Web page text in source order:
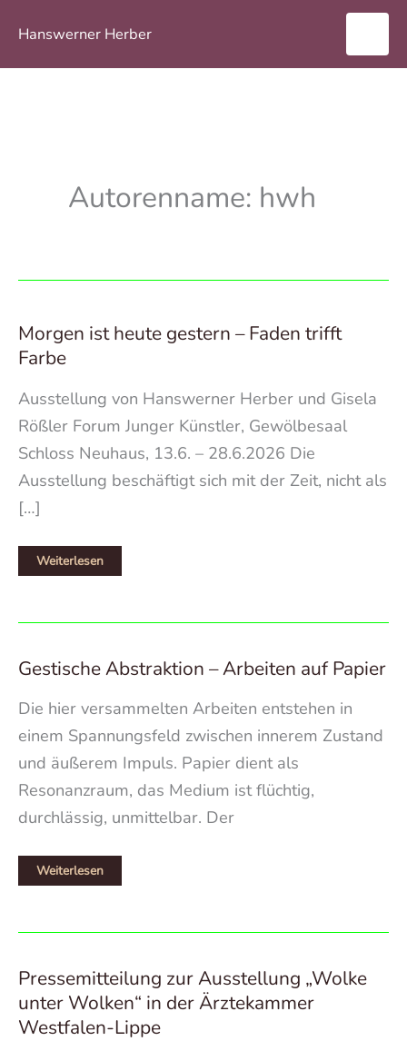
Inhalt
springen
Hanswerner Herber
Autorenname: hwh
Morgen ist heute gestern – Faden trifft
Farbe
Ausstellung von Hanswerner Herber und Gisela
Rößler Forum Junger Künstler, Gewölbesaal
Schloss Neuhaus, 13.6. – 28.6.2026 Die
Ausstellung beschäftigt sich mit der Zeit, nicht als
[…]
Morgen
ist
Faden
Weiterlesen
Gestische Abstraktion – Arbeiten auf Papier
Die hier versammelten Arbeiten entstehen in
einem Spannungsfeld zwischen innerem Zustand
und äußerem Impuls. Papier dient als
Resonanzraum, das Medium ist flüchtig,
durchlässig, unmittelbar. Der
Gestische
Abstraktion
Papier
Weiterlesen
Pressemitteilung zur Ausstellung „Wolke
unter Wolken“ in der Ärztekammer
Westfalen-Lippe